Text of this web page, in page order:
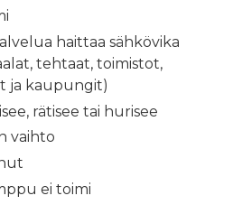
haittaa sähkövika
tehtaat, toimistot,
ja kaupungit)
rätisee tai hurisee
vaihto
ei toimi